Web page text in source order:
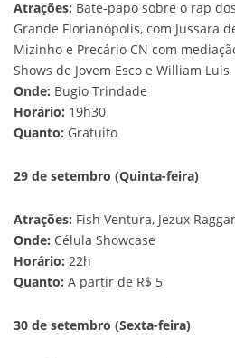
Atrações: Bate-papo sobre o rap
Grande Florianópolis, com Jussara
Mizinho e Precário CN com
Shows de Jovem Esco e William Luis
Onde: Bugio Trindade
Horário: 19h30
Quanto: Gratuito
29 de setembro (Quinta-feira)
Atrações: Fish Ventura, Jezux
Onde: Célula Showcase
Horário: 22h
Quanto: A partir de R$ 5
30 de setembro (Sexta-feira)